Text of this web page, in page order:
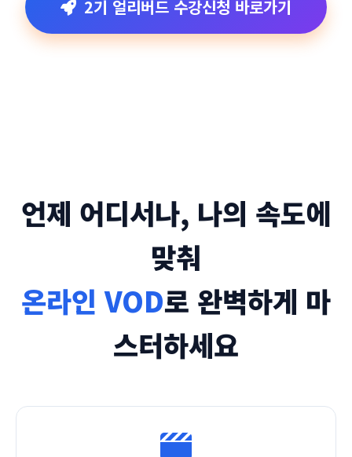
2기 얼리버드 수강신청 바로가기
언제 어디서나, 나의 속도에
맞춰
온라인 VOD로 완벽하게 마
스터하세요